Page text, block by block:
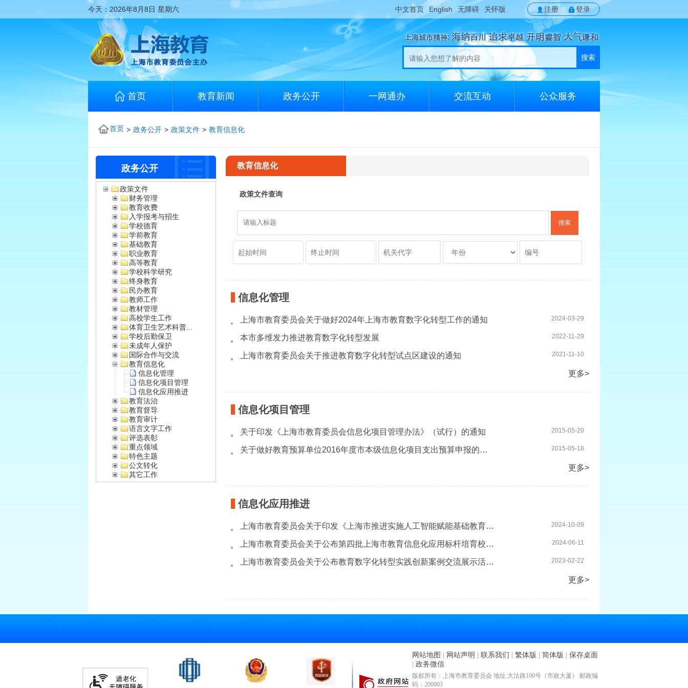
今天： 2026年8月8日 星期六 中文首页 English 无障碍 关怀版 注册 登录
搜索
首页 教育新闻 政务公开 一网通办 交流互动 公众服务
首页 > 政务公开 > 政策文件 > 教育信息化
政务公开
政策文件
财务管理
教育收费
入学报考与招生
学校德育
学前教育
基础教育
职业教育
高等教育
学校科学研究
终身教育
民办教育
教师工作
教材管理
高校学生工作
体育卫生艺术科普...
学校后勤保卫
未成年人保护
国际合作与交流
教育信息化
信息化管理
信息化项目管理
信息化应用推进
教育法治
教育督导
教育审计
语言文字工作
评选表彰
重点领域
特色主题
公文转化
其它工作
教育信息化
政策文件查询
搜索
信息化管理
上海市教育委员会关于做好2024年上海市教育数字化转型工作的通知 2024-03-29
本市多维发力推进教育数字化转型发展 2022-11-29
上海市教育委员会关于推进教育数字化转型试点区建设的通知 2021-11-10
更多>
信息化项目管理
关于印发《上海市教育委员会信息化项目管理办法》（试行）的通知 2015-05-20
关于做好教育预算单位2016年度市本级信息化项目支出预算申报的通知 2015-05-18
更多>
信息化应用推进
上海市教育委员会关于印发《上海市推进实施人工智能赋能基础教育高质... 2024-10-09
上海市教育委员会关于公布第四批上海市教育信息化应用标杆培育校名单... 2024-06-11
上海市教育委员会关于公布教育数字化转型实践创新案例交流展示活动结... 2023-02-22
更多>
网站地图 网站声明 联系我们 繁体版 简体版
保存桌面
政务微信
版权所有：上海市教育委员会 地址:大沽路100号（市政大厦） 邮政编
码：200003